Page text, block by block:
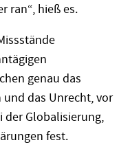
ran“, hieß es.
genau das
das Unrecht, vor
der Globalisierung,
fest.